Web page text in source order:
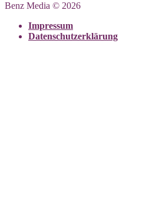
Benz Media © 2026
Impressum
Datenschutzerklärung